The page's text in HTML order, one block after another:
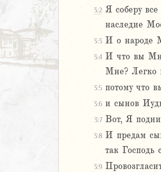
3:2 Я соберу
наследие
3:3 И о народе
3:4 И что вы
Мне? Легко
3:5 потому что
3:6 и сынов
3:7 Вот, Я
3:8 И предам
так Господь
3:9